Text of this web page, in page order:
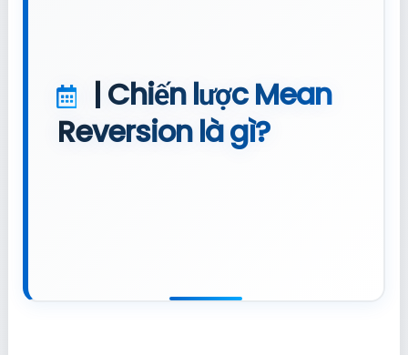
| Chiến lược Mean
Reversion là gì?